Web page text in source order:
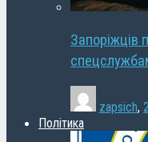
Запоріжців
zapsich,
Політика